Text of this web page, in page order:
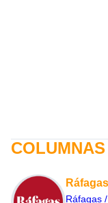
COLUMNAS
Ráfagas
Ráfagas